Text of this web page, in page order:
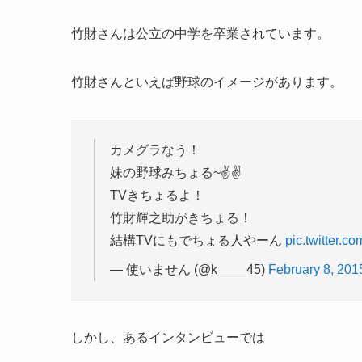
竹財さんは公立の中学を卒業されています。
竹財さんといえば野球のイメージがあります。
カメグラなう！
妹の野球みちょる~✌️✌️
TVきちょるよ！
竹財輝之助がきちょる！
結構TVにもでちょる人やーん
— 使いません (@k____45) February 8,
しかし、あるインタンビューでは